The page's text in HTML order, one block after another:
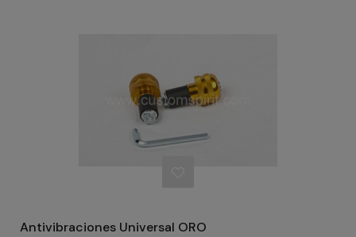
Antivibraciones Universal ORO